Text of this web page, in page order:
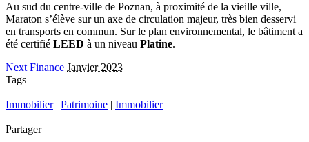
Au sud du centre-ville de Poznan, à proximité de la vieille ville,
Maraton s’élève sur un axe de circulation majeur, très bien desservi
en transports en commun. Sur le plan environnemental, le bâtiment a
été certifié LEED à un niveau Platine.
Next Finance Janvier 2023
Tags
Immobilier| Patrimoine | Immobilier
Partager